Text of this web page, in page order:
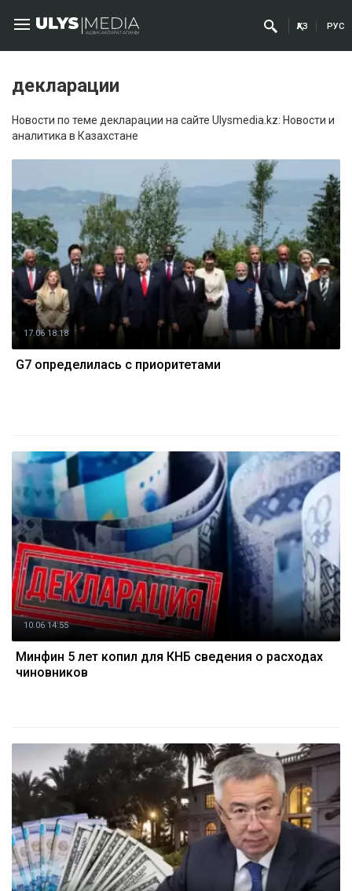
ҚАЗ РУС
декларации
Новости по теме декларации на сайте Ulysmedia.kz: Новости и
аналитика в Казахстане
17.06 18:18
G7 определилась с приоритетами
10.06 14:55
Минфин 5 лет копил для КНБ сведения о расходах
чиновников